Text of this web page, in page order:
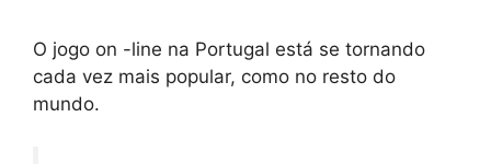
O jogo on -line na Portugal está se tornando
cada vez mais popular, como no resto do
mundo.